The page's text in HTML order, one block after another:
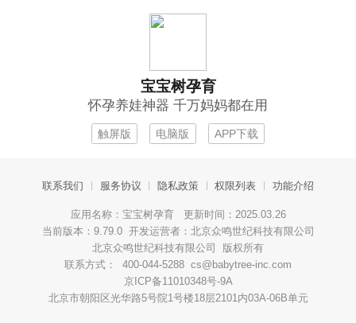
宝宝树孕育
怀孕养娃神器 千万妈妈都在用
触屏版 电脑版 APP下载
联系我们 服务协议 隐私政策 权限列表 功能介绍
应用名称：宝宝树孕育 更新时间：2025.03.26
当前版本：9.79.0 开发运营者：北京众鸣世纪科技有限公司
北京众鸣世纪科技有限公司 版权所有
联系方式： 400-044-5288 cs@babytree-inc.com
京ICP备11010348号-9A
北京市朝阳区光华路5号院1号楼18层2101内03A-06B单元